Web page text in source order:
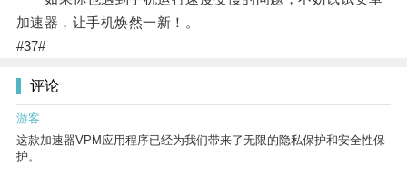
加速器，让手机焕然一新！。
#37#
评论
游客
这款加速器VPM应用程序已经为我们带来了无限的隐私保护和安全性保
护。